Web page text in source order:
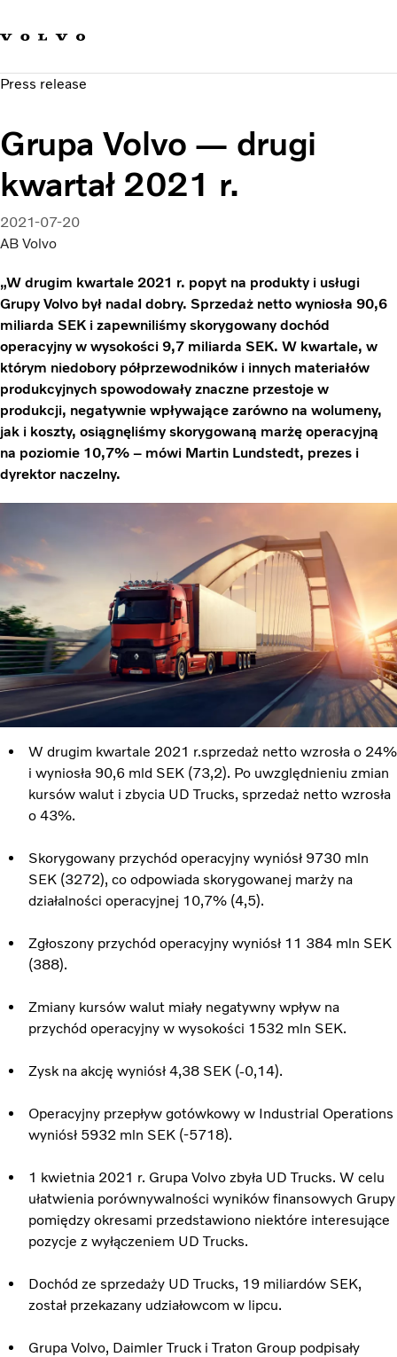
Sustainable Transportation
News & Media
About us
Press release
Grupa Volvo — drugi
kwartał 2021 r.
2021-07-20
AB Volvo
„W drugim kwartale 2021 r. popyt na produkty i usługi
Grupy Volvo był nadal dobry. Sprzedaż netto wyniosła 90,6
miliarda SEK i zapewniliśmy skorygowany dochód
operacyjny w wysokości 9,7 miliarda SEK. W kwartale, w
którym niedobory półprzewodników i innych materiałów
produkcyjnych spowodowały znaczne przestoje w
produkcji, negatywnie wpływające zarówno na wolumeny,
jak i koszty, osiągnęliśmy skorygowaną marżę operacyjną
na poziomie 10,7% – mówi Martin Lundstedt, prezes i
dyrektor naczelny.
W drugim kwartale 2021 r.sprzedaż netto wzrosła o 24%
i wyniosła 90,6 mld SEK (73,2). Po uwzględnieniu zmian
kursów walut i zbycia UD Trucks, sprzedaż netto wzrosła
o 43%.
Skorygowany przychód operacyjny wyniósł 9730 mln
SEK (3272), co odpowiada skorygowanej marży na
działalności operacyjnej 10,7% (4,5).
Zgłoszony przychód operacyjny wyniósł 11 384 mln SEK
(388).
Zmiany kursów walut miały negatywny wpływ na
przychód operacyjny w wysokości 1532 mln SEK.
Zysk na akcję wyniósł 4,38 SEK (-0,14).
Operacyjny przepływ gotówkowy w Industrial Operations
wyniósł 5932 mln SEK (-5718).
1 kwietnia 2021 r. Grupa Volvo zbyła UD Trucks. W celu
ułatwienia porównywalności wyników finansowych Grupy
pomiędzy okresami przedstawiono niektóre interesujące
pozycje z wyłączeniem UD Trucks.
Dochód ze sprzedaży UD Trucks, 19 miliardów SEK,
został przekazany udziałowcom w lipcu.
Grupa Volvo, Daimler Truck i Traton Group podpisały